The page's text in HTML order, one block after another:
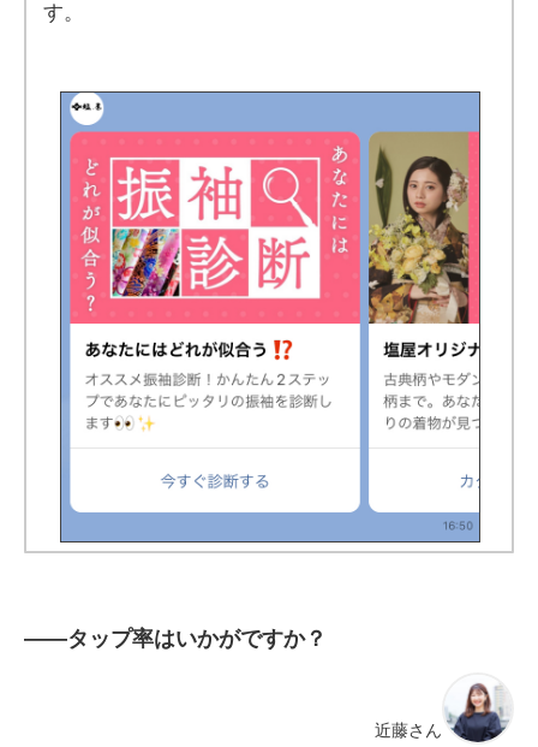
す。
――タップ率はいかがですか？
近藤さん